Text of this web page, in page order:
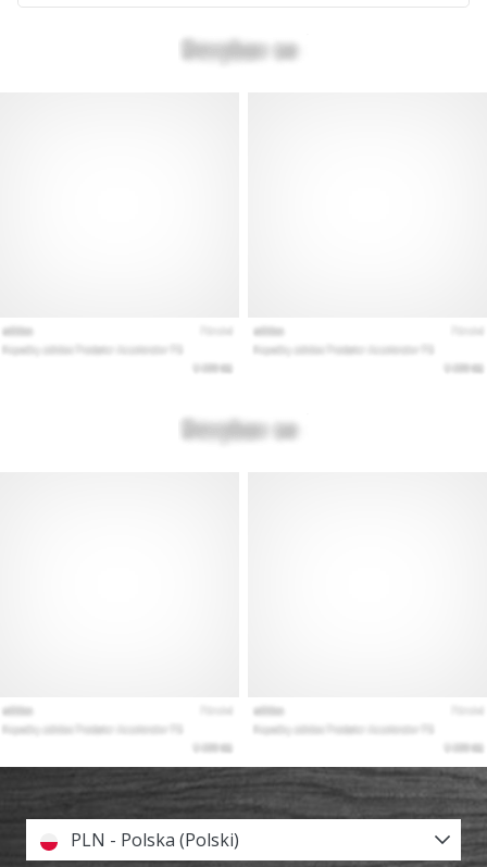
PLN - Polska (Polski)